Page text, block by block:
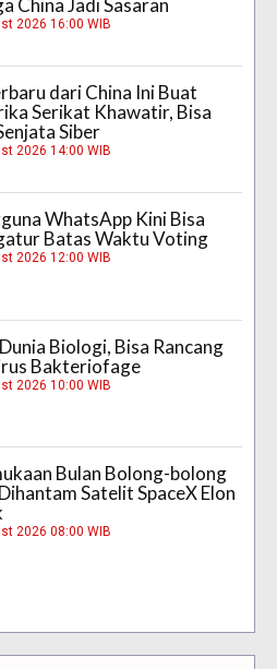
2026 16:00 WIB
dari China Ini Buat
Serikat Khawatir, Bisa
Siber
2026 14:00 WIB
WhatsApp Kini Bisa
Batas Waktu Voting
2026 12:00 WIB
Biologi, Bisa Rancang
Bakteriofage
2026 10:00 WIB
Bulan Bolong-bolong
Satelit SpaceX Elon
2026 08:00 WIB